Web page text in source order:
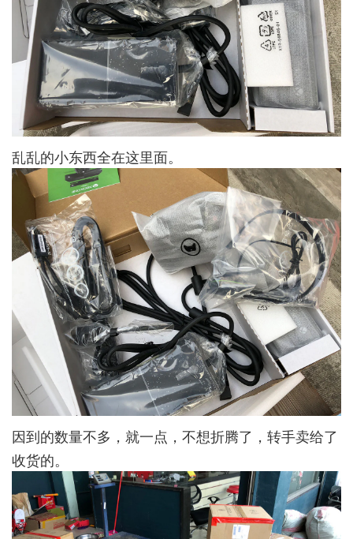
乱乱的小东西全在这里面。
因到的数量不多，就一点，不想折腾了，转手卖给了
收货的。